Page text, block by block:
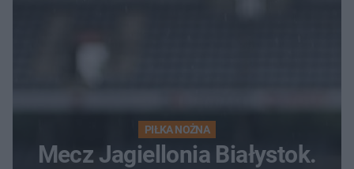
PIŁKA NOŻNA
Mecz Jagiellonia Białystok.